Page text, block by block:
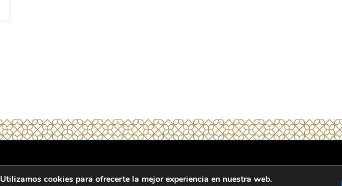
Utilizamos cookies para ofrecerte la mejor experiencia en nuestra web.